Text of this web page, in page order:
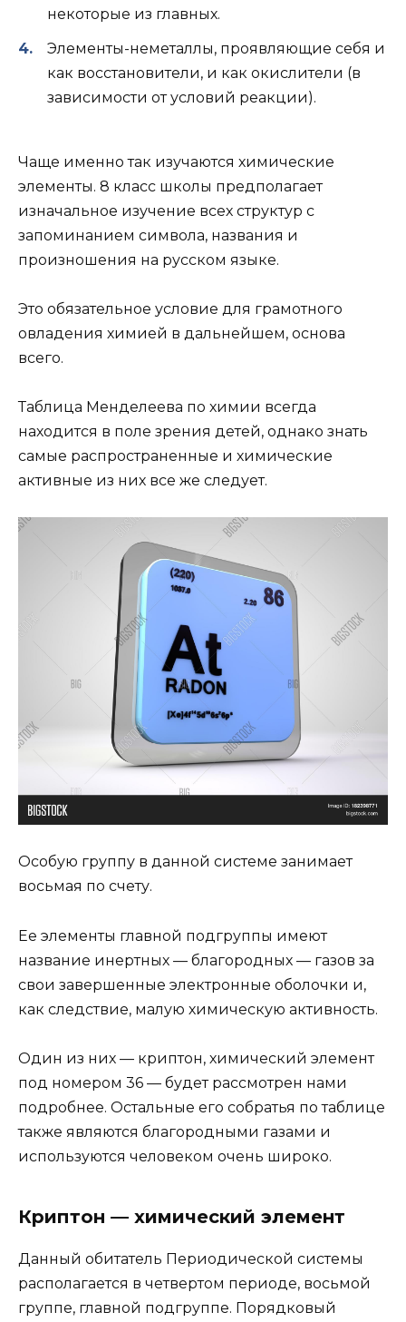
некоторые из главных.
Элементы-неметаллы, проявляющие себя и
как восстановители, и как окислители (в
зависимости от условий реакции).
Чаще именно так изучаются химические
элементы. 8 класс школы предполагает
изначальное изучение всех структур с
запоминанием символа, названия и
произношения на русском языке.
Это обязательное условие для грамотного
овладения химией в дальнейшем, основа
всего.
Таблица Менделеева по химии всегда
находится в поле зрения детей, однако знать
самые распространенные и химические
активные из них все же следует.
Особую группу в данной системе занимает
восьмая по счету.
Ее элементы главной подгруппы имеют
название инертных — благородных — газов за
свои завершенные электронные оболочки и,
как следствие, малую химическую активность.
Один из них — криптон, химический элемент
под номером 36 — будет рассмотрен нами
подробнее. Остальные его собратья по таблице
также являются благородными газами и
используются человеком очень широко.
Криптон — химический элемент
Данный обитатель Периодической системы
располагается в четвертом периоде, восьмой
группе, главной подгруппе. Порядковый